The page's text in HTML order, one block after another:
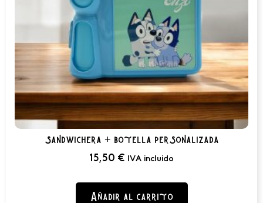
sandwichera + botella personalizada
15,50 € IVA incluido
Añadir al carrito